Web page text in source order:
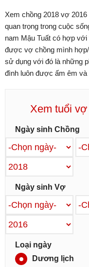
Xem chồng 2018 vợ
quan trọng trong cuộc
nam Mậu Tuất có hợp
được vợ chồng mình
sử dụng với đó là những
đình luôn được ấm êm và
Xem tuổi
Ngày sinh Chồng
Ngày sinh Vợ
Loại ngày
Dương lịch